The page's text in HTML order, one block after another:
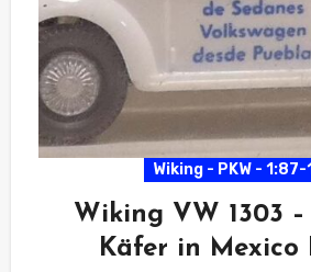
Wiking - PKW - 1:87-
Wiking VW 1303
Käfer in Mexico